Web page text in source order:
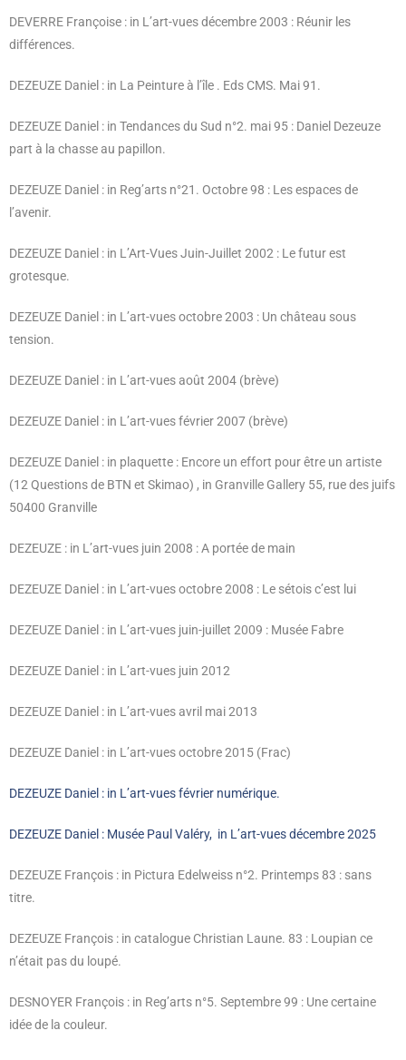
DEVERRE Françoise : in L’art-vues décembre 2003 : Réunir les
différences.
DEZEUZE Daniel : in La Peinture à l’île . Eds CMS. Mai 91.
DEZEUZE Daniel : in Tendances du Sud n°2. mai 95 : Daniel Dezeuze
part à la chasse au papillon.
DEZEUZE Daniel : in Reg’arts n°21. Octobre 98 : Les espaces de
l’avenir.
DEZEUZE Daniel : in L’Art-Vues Juin-Juillet 2002 : Le futur est
grotesque.
DEZEUZE Daniel : in L’art-vues octobre 2003 : Un château sous
tension.
DEZEUZE Daniel : in L’art-vues août 2004 (brève)
DEZEUZE Daniel : in L’art-vues février 2007 (brève)
DEZEUZE Daniel : in plaquette : Encore un effort pour être un artiste
(12 Questions de BTN et Skimao) , in Granville Gallery 55, rue des juifs
50400 Granville
DEZEUZE : in L’art-vues juin 2008 : A portée de main
DEZEUZE Daniel : in L’art-vues octobre 2008 : Le sétois c’est lui
DEZEUZE Daniel : in L’art-vues juin-juillet 2009 : Musée Fabre
DEZEUZE Daniel : in L’art-vues juin 2012
DEZEUZE Daniel : in L’art-vues avril mai 2013
DEZEUZE Daniel : in L’art-vues octobre 2015 (Frac)
DEZEUZE Daniel : in L’art-vues février numérique.
DEZEUZE Daniel : Musée Paul Valéry, in L’art-vues décembre 2025
DEZEUZE François : in Pictura Edelweiss n°2. Printemps 83 : sans
titre.
DEZEUZE François : in catalogue Christian Laune. 83 : Loupian ce
n’était pas du loupé.
DESNOYER François : in Reg’arts n°5. Septembre 99 : Une certaine
idée de la couleur.